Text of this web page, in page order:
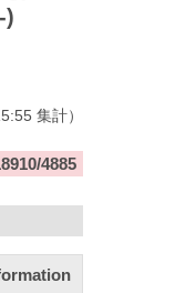
)
集計）
4885